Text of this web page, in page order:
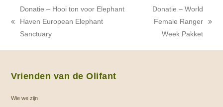
variaties.
Deze
optie
kan
worden
de
Donatie – Hooi ton voor Elephant
Haven European Elephant
Sanctuary
Donatie – World
Female Ranger
Week Pakket
Vrienden van de Olifant
Wie we zijn